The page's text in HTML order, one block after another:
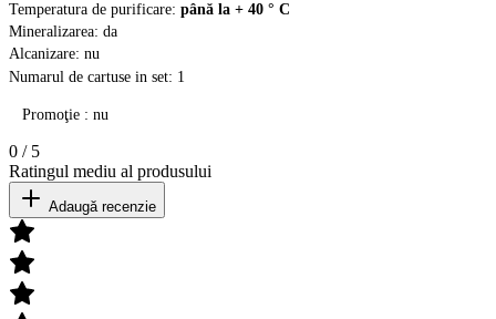
Temperatura de purificare: până la + 40 ° C
Mineralizarea: da
Alcanizare: nu
Numarul de cartuse in set: 1
Promoţie : nu
0 / 5
Ratingul mediu al produsului
Adaugă recenzie